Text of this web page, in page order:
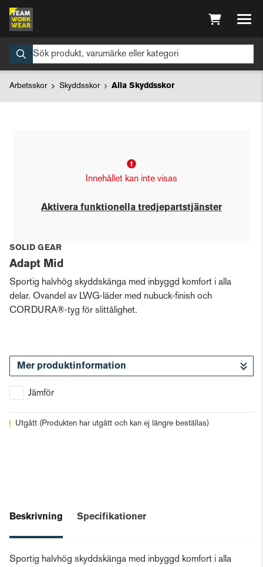
Arbetsskor Skyddsskor Alla Skyddsskor
Innehållet kan inte visas
Aktivera funktionella tredjepartstjänster
SOLID GEAR
Adapt Mid
Sportig halvhög skyddskänga med inbyggd komfort i alla
delar. Ovandel av LWG-läder med nubuck-finish och
CORDURA®-tyg för slittålighet.
Mer produktinformation
Jämför
Utgått (Produkten har utgått och kan ej längre beställas)
Beskrivning Specifikationer
Sportig halvhög skyddskänga med inbyggd komfort i alla